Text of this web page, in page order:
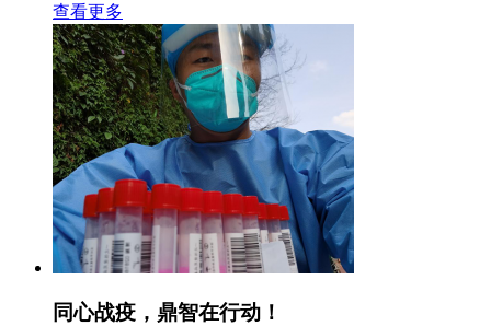
查看更多
同心战疫，鼎智在行动！